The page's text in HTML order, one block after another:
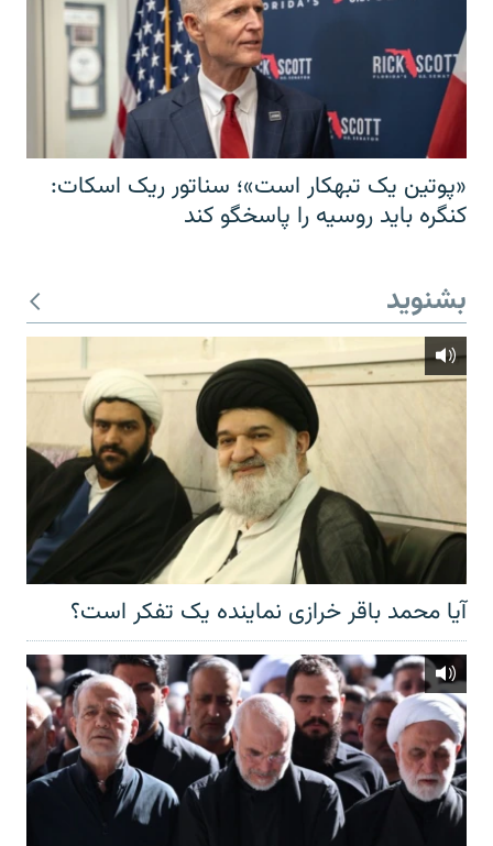
«پوتین یک تبهکار است»؛ سناتور ریک اسکات:
کنگره باید روسیه را پاسخگو کند
بشنوید
آیا محمد باقر خرازی نماینده یک تفکر است؟